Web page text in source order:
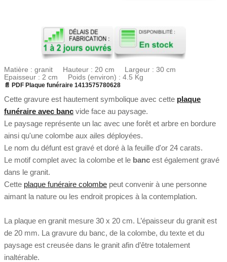
Matière : granit Hauteur : 20 cm Largeur : 30 cm
Epaisseur : 2 cm Poids (environ) : 4.5 Kg
📄 PDF Plaque funéraire 1413575780628
Cette gravure est hautement symbolique avec cette plaque
funéraire avec banc vide face au paysage.
Le paysage représente un lac avec une forêt et arbre en bordure
ainsi qu'une colombe aux ailes déployées.
Le nom du défunt est gravé et doré à la feuille d'or 24 carats.
Le motif complet avec la colombe et le banc est également gravé
dans le granit.
Cette plaque funéraire colombe peut convenir à une personne
aimant la nature ou les endroit propices à la contemplation.
La plaque en granit mesure 30 x 20 cm. L’épaisseur du granit est
de 20 mm. La gravure du banc, de la colombe, du texte et du
paysage est creusée dans le granit afin d’être totalement
inaltérable.